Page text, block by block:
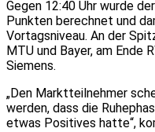
Gegen 12:40 Uhr wurde
Punkten berechnet und
Vortagsniveau. An der
MTU und Bayer, am Ende
Siemens.
„Den Marktteilnehmer
werden, dass die
etwas Positives hatte“,